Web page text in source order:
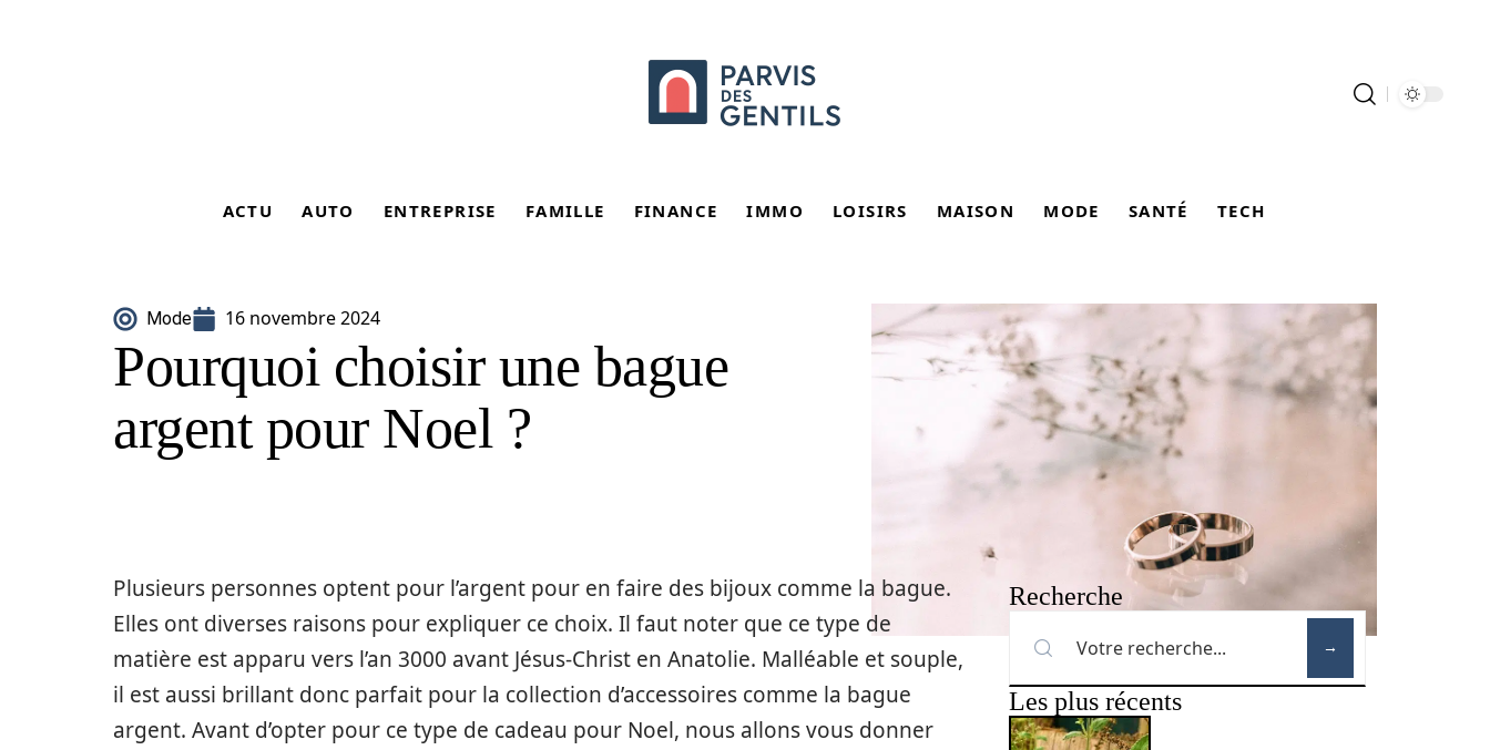
ACTU AUTO ENTREPRISE FAMILLE FINANCE IMMO LOISIRS MAISON MODE SANTÉ TECH
Mode 16 novembre 2024
Pourquoi choisir une bague
argent pour Noel ?
Plusieurs personnes optent pour l’argent pour en faire des bijoux comme la bague.
Elles ont diverses raisons pour expliquer ce choix. Il faut noter que ce type de
matière est apparu vers l’an 3000 avant Jésus-Christ en Anatolie. Malléable et souple,
il est aussi brillant donc parfait pour la collection d’accessoires comme la bague
argent. Avant d’opter pour ce type de cadeau pour Noel, nous allons vous donner
Recherche
Les plus récents